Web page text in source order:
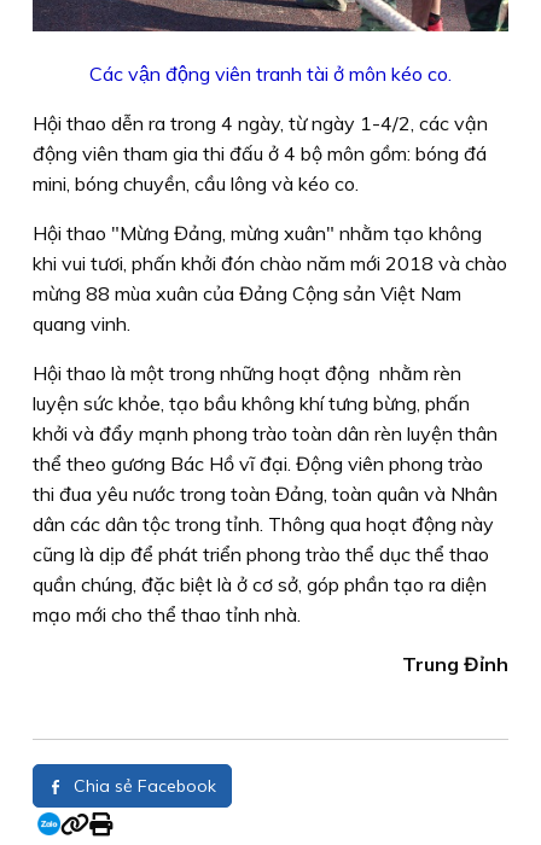
Các vận động viên tranh tài ở môn kéo co.
Hội thao dễn ra trong 4 ngày, từ ngày 1-4/2, các vận
động viên tham gia thi đấu ở 4 bộ môn gồm: bóng đá
mini, bóng chuyền, cầu lông và kéo co.
Hội thao "Mừng Đảng, mừng xuân" nhằm tạo không
khi vui tươi, phấn khởi đón chào năm mới 2018 và chào
mừng 88 mùa xuân của Đảng Cộng sản Việt Nam
quang vinh.
Hội thao là một trong những hoạt động nhằm rèn
luyện sức khỏe, tạo bầu không khí tưng bừng, phấn
khởi và đẩy mạnh phong trào toàn dân rèn luyện thân
thể theo gương Bác Hồ vĩ đại. Động viên phong trào
thi đua yêu nước trong toàn Đảng, toàn quân và Nhân
dân các dân tộc trong tỉnh. Thông qua hoạt động này
cũng là dịp để phát triển phong trào thể dục thể thao
quần chúng, đặc biệt là ở cơ sở, góp phần tạo ra diện
mạo mới cho thể thao tỉnh nhà.
Trung Đỉnh
Chia sẻ Facebook